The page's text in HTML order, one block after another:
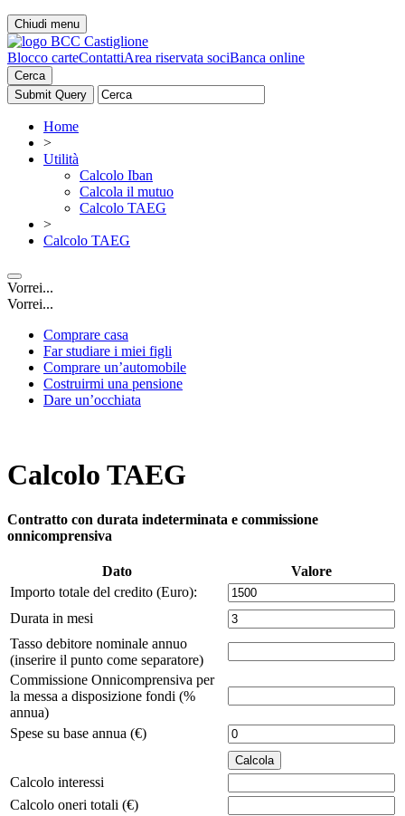
Chiudi menu
Blocco carteContattiArea riservata sociBanca online
Cerca
Home
>
Utilità
Calcolo Iban
Calcola il mutuo
Calcolo TAEG
>
Calcolo TAEG
Vorrei...
Vorrei...
Comprare casa
Far studiare i miei figli
Comprare un’automobile
Costruirmi una pensione
Dare un’occhiata
Calcolo TAEG
Contratto con durata indeterminata e commissione
onnicomprensiva
Dato
Valore
Importo totale del credito (Euro):
Durata in mesi
Tasso debitore nominale annuo
(inserire il punto come separatore)
Commissione Onnicomprensiva per
la messa a disposizione fondi (%
annua)
Spese su base annua (€)
Calcolo interessi
Calcolo oneri totali (€)